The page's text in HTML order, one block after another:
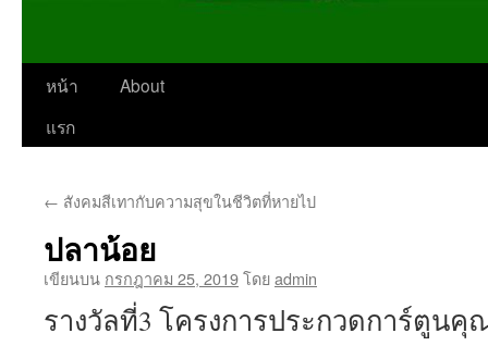
ข้าม
ไป
เนื้อหา
หน้า
แรก
About
← สังคมสีเทากับความสุขในชีวิตที่หายไป
ปลาน้อย
เขียนบน กรกฎาคม 25, 2019โดยadmin
รางวัลที่3 โครงการประกวดการ์ตูนคุ